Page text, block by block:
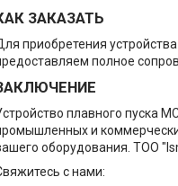
ЗАКАЗАТЬ
приобретения
полное
плавного пуска
и
оборудования. ТОО
с нами: